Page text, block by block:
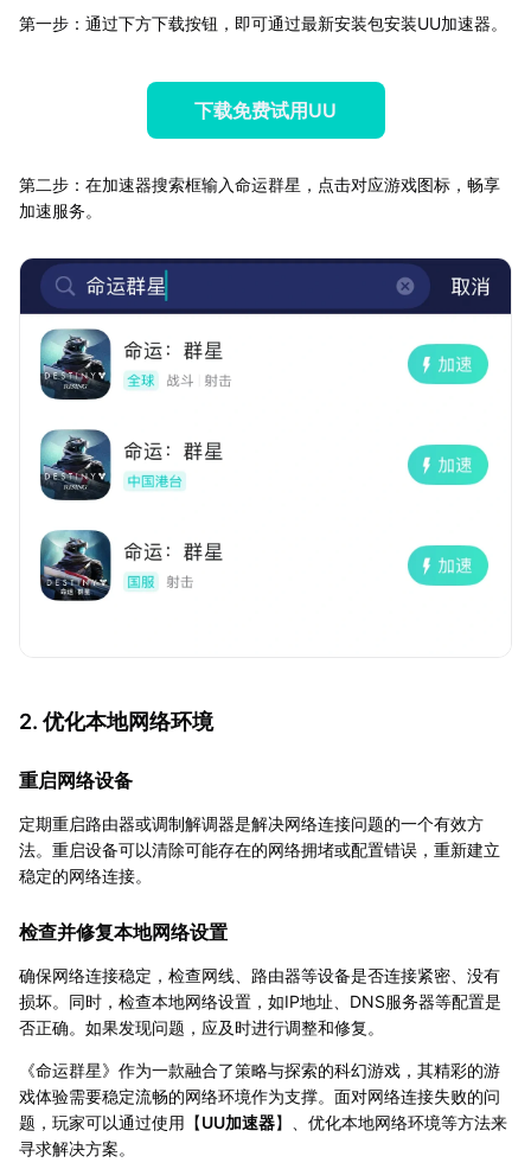
第一步：通过下方下载按钮，即可通过最新安装包安装UU加速器。
下载免费试用UU
第二步：在加速器搜索框输入命运群星，点击对应游戏图标，畅享
加速服务。
2. 优化本地网络环境
重启网络设备
定期重启路由器或调制解调器是解决网络连接问题的一个有效方
法。重启设备可以清除可能存在的网络拥堵或配置错误，重新建立
稳定的网络连接。
检查并修复本地网络设置
确保网络连接稳定，检查网线、路由器等设备是否连接紧密、没有
损坏。同时，检查本地网络设置，如IP地址、DNS服务器等配置是
否正确。如果发现问题，应及时进行调整和修复。
《命运群星》作为一款融合了策略与探索的科幻游戏，其精彩的游
戏体验需要稳定流畅的网络环境作为支撑。面对网络连接失败的问
题，玩家可以通过使用【UU加速器】、优化本地网络环境等方法来
寻求解决方案。